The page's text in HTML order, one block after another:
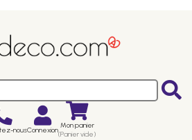
nousConnexion Mon panier
(Panier vide)